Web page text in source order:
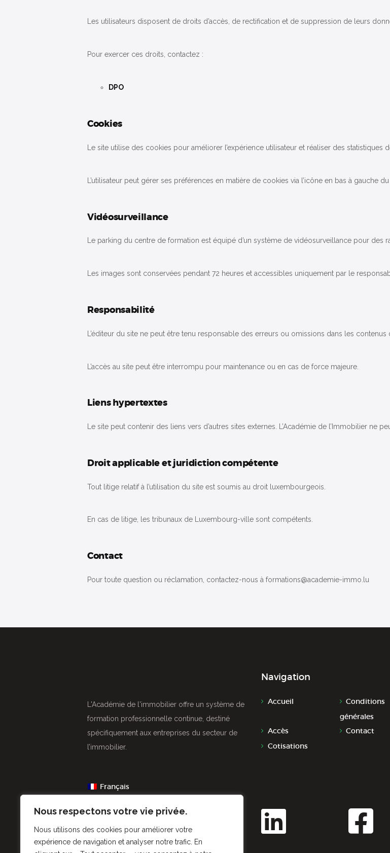
Nous respectons votre vie privée.
Nous utilisons des cookies pour améliorer votre
expérience de navigation et analyser notre trafic. En
Les utilisateurs disposent de droits d’accès, de rectification et de suppression de leurs
Pour exercer ces droits, contactez :
DPO
Cookies
Le site utilise des cookies pour améliorer l’expérience utilisateur et réaliser des statistiques
L’utilisateur peut gérer ses préférences en matière de cookies via l’icône en bas à gauche du
Vidéosurveillance
Le parking du centre de formation est équipé d’un système de vidéosurveillance pour des
Les images sont conservées pendant 72 heures et accessibles uniquement par le
Responsabilité
L’éditeur du site ne peut être tenu responsable des erreurs ou omissions dans les contenus
L’accès au site peut être interrompu pour maintenance ou en cas de force majeure.
Liens hypertextes
Le site peut contenir des liens vers d’autres sites externes. L’Académie de l’Immobilier ne
Droit applicable et juridiction compétente
Tout litige relatif à l’utilisation du site est soumis au droit luxembourgeois.
En cas de litige, les tribunaux de Luxembourg-ville sont compétents.
Contact
Pour toute question ou réclamation, contactez-nous à formations@academie-immo.lu
L'Académie de l'immobilier offre un système de
formation professionnelle continue, destiné
spécifiquement aux entreprises du secteur de
l’immobilier.
Français
Navigation
Accueil
Conditions
générales
Accès
Contact
Cotisations